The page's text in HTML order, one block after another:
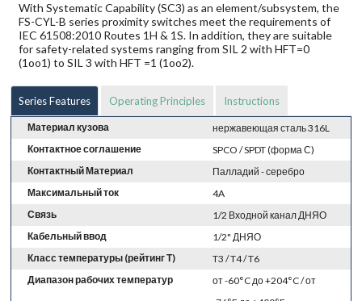
With Systematic Capability (SC3) as an element/subsystem, the
FS-CYL-B series proximity switches meet the requirements of
IEC 61508:2010 Routes 1H & 1S. In addition, they are suitable
for safety-related systems ranging from SIL 2 with HFT=0
(1oo1) to SIL 3 with HFT =1 (1oo2).
Series Features Operating Principles Instructions
Материал кузова
нержавеющая сталь 316L
Контактное соглашение
SPCO / SPDT (форма С)
Контактный Материал
Палладий - серебро
Максимальный ток
4A
Связь
1/2 Входной канал ДНЯО
Кабельный ввод
1/2" ДНЯО
Класс температуры (рейтинг Т)
T3 / T4 / T6
Диапазон рабочих температур
от -60°C до +204°C / от